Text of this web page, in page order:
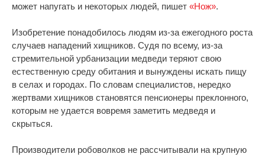
может напугать и некоторых людей, пишет «Нож».
Изобретение понадобилось людям из-за ежегодного роста
случаев нападений хищников. Судя по всему, из-за
стремительной урбанизации медведи теряют свою
естественную среду обитания и вынуждены искать пищу
в селах и городах. По словам специалистов, нередко
жертвами хищников становятся пенсионеры преклонного,
которым не удается вовремя заметить медведя и
скрыться.
Производители робоволков не рассчитывали на крупную